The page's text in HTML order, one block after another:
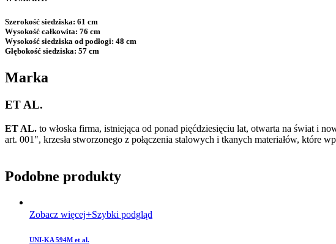
Szerokość siedziska: 61 cm
Wysokość całkowita: 76 cm
Wysokość siedziska od podłogi: 48 cm
Głębokość siedziska: 57 cm
Marka
ET AL.
ET AL. to włoska firma, istniejąca od ponad pięćdziesięciu lat, otwarta na świat i
art. 001", krzesła stworzonego z połączenia stalowych i tkanych materiałów, które
Podobne produkty
Zobacz więcej Szybki podgląd
UNI-KA 594M et al.